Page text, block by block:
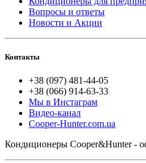
Вопросы и ответы
Новости и Акции
Контакты
+38 (097) 481-44-05
+38 (066) 914-63-33
Мы в Инстаграм
Видео-канал
Cooper-Hunter.com.ua
Кондиционеры Cooper&Hunter -